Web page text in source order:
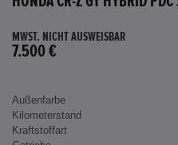
MWST. NICHT AUSWEISBAR
7.500 €
Außenfarbe
Kilometerstand
Kraftstoffart